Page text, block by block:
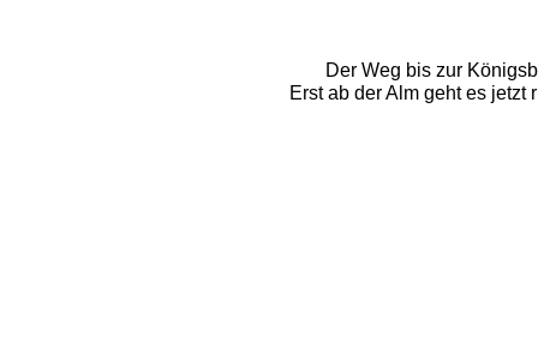
Der Weg bis zur
Erst ab der Alm geht es